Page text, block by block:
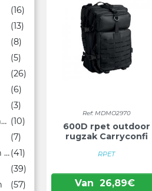
(16)
(13)
(8)
(5)
(26)
(6)
(3)
Elektrische hakmachines (10)
(7)
Elektrische kookplaten en grills(41)
(39)
(57)
Ref: MDMO2970
600D rpet outdoor
rugzak Carryconfi
RPET
Van 26,89€